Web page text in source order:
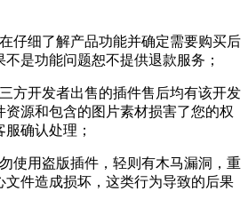
仔细了解产品功能并确定需要购买后
是功能问题恕不提供退款服务；
方开发者出售的插件售后均有该开发
资源和包含的图片素材损害了您的权
确认处理；
使用盗版插件，轻则有木马漏洞，重
文件造成损坏，这类行为导致的后果